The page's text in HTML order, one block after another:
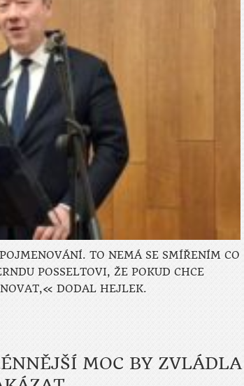
TO NEMÁ SE SMÍŘENÍM CO
POSSELTOVI, ŽE POKUD CHCE
DODAL HEJLEK.
MOC BY ZVLÁDLA